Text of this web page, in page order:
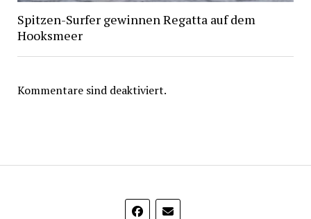
Spitzen-Surfer gewinnen Regatta auf dem
Hooksmeer
Kommentare sind deaktiviert.